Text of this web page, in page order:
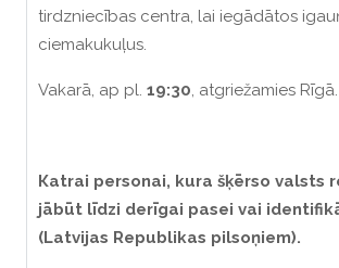
tirdzniecības centra, lai iegādātos
ciemakukuļus.
Vakarā, ap pl. 19:30, atgriežamies Rīgā.
Кatrai personai, kura šķērso valsts
jābūt līdzi derīgai pasei vai
(Latvijas Republikas pilsoņiem).